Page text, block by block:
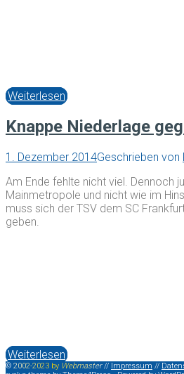
Weiterlesen
Knappe Niederlage
1. Dezember 2014Geschrieben von
Am Ende fehlte nicht viel. Dennoch
Mainmetropole und nicht wie im
muss sich der TSV dem SC
geben.
Weiterlesen
© 2002-2023 by Webmaster// Impressum //